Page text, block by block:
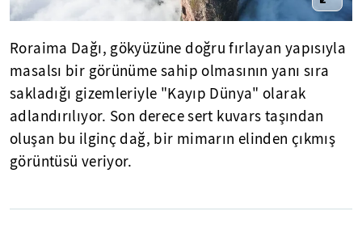
Roraima Dağı, gökyüzüne doğru fırlayan yapısıyla
masalsı bir görünüme sahip olmasının yanı sıra
sakladığı gizemleriyle "Kayıp Dünya" olarak
adlandırılıyor. Son derece sert kuvars taşından
oluşan bu ilginç dağ, bir mimarın elinden çıkmış
görüntüsü veriyor.